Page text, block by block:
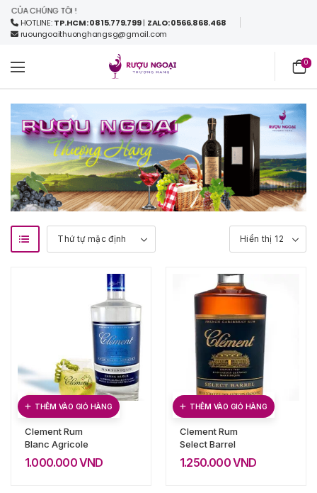
CHÚNG TÔI !
HOTLINE:TP.HCM: 0815.779.799| ZALO: 0566.868.468
ruoungoaithuonghangsg@gmail.com
0
THÊM VÀO GIỎ HÀNG
Clement Rum
Blanc Agricole
1.000.000VND
THÊM VÀO GIỎ HÀNG
Clement Rum
Select Barrel
1.250.000VND